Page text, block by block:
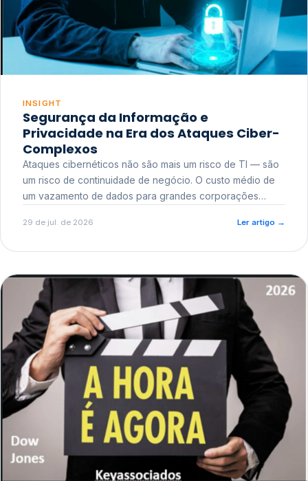
INSIGHT
Segurança da Informação e
Privacidade na Era dos Ataques Ciber-
Complexos
Ataques cibernéticos não são mais um risco de TI — são
um risco de continuidade de negócio. O custo médio de
um vazamento de dados para grandes corporações
reputacional e o risco regulatório junto a órgãos como a
29 de jul. de 2026 Ler artigo →